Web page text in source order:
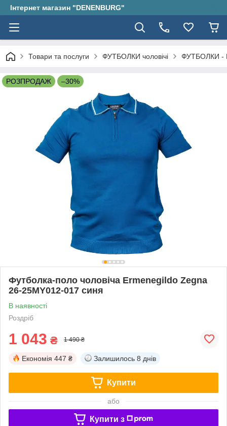
Інтернет магазин "DENENBURG"
Товари та послуги ФУТБОЛКИ чоловічі ФУТБОЛКИ -
РОЗПРОДАЖ –30%
Футболка-поло чоловіча Ermenegildo Zegna
26-25MY012-017 синя
В наявності
Роздріб
1 043 ₴ 1 490 ₴
Економія 447 ₴ Залишилось 8 днів
Купити
або
Купити з